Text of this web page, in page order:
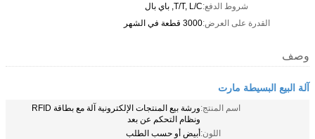
شروط الدفع:T/T, L/C, باي بال
القدرة على العرض:3000 قطعة في الشهر
وصف
آلة البيع البسيطة مارت
اسم المنتج:
ورشة بيع المنتجات الإلكترونية آلة مع بطاقة RFID
ونظام التحكم عن بعد
اللون:أبيض أو حسب الطلب